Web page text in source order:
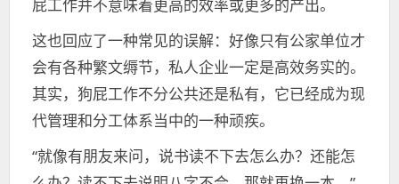
屁工作并不意味着更高的效率或更多的产出。
这也回应了一种常见的误解：好像只有公家单位才
会有各种繁文缛节，私人企业一定是高效务实的。
其实，狗屁工作不分公共还是私有，它已经成为现
代管理和分工体系当中的一种顽疾。
“就像有朋友来问，说书读不下去怎么办？还能怎